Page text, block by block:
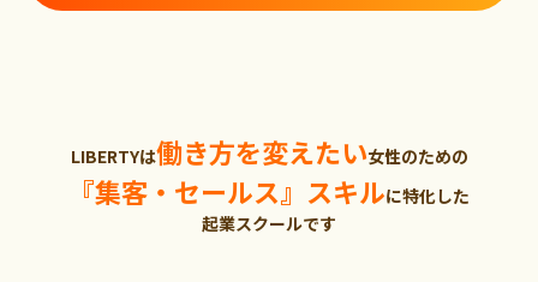
LIBERTYは働き方を変えたい女性のための
『集客・セールス』スキルに特化した
起業スクールです